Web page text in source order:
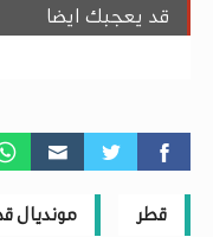
قد يعجبك ايضا
قطر مونديال